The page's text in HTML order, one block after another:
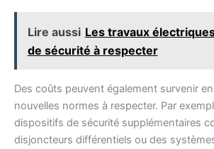
Lire aussi Les travaux
de sécurité à respecter
Des coûts peuvent également survenir
nouvelles normes à respecter. Par
dispositifs de sécurité supplémentaires
disjoncteurs différentiels ou des